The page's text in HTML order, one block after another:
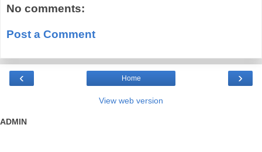
No comments:
Post a Comment
‹ ›
Home
View web version
ADMIN